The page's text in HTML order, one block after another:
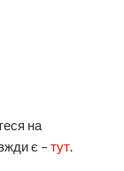
на
є –тут.